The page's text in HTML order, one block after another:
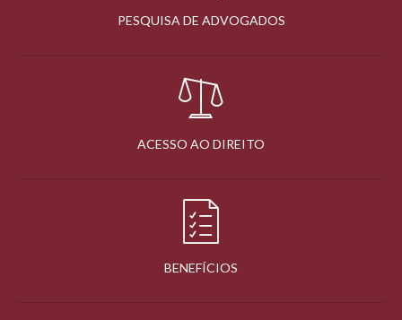
PESQUISA DE ADVOGADOS
ACESSO AO DIREITO
BENEFÍCIOS